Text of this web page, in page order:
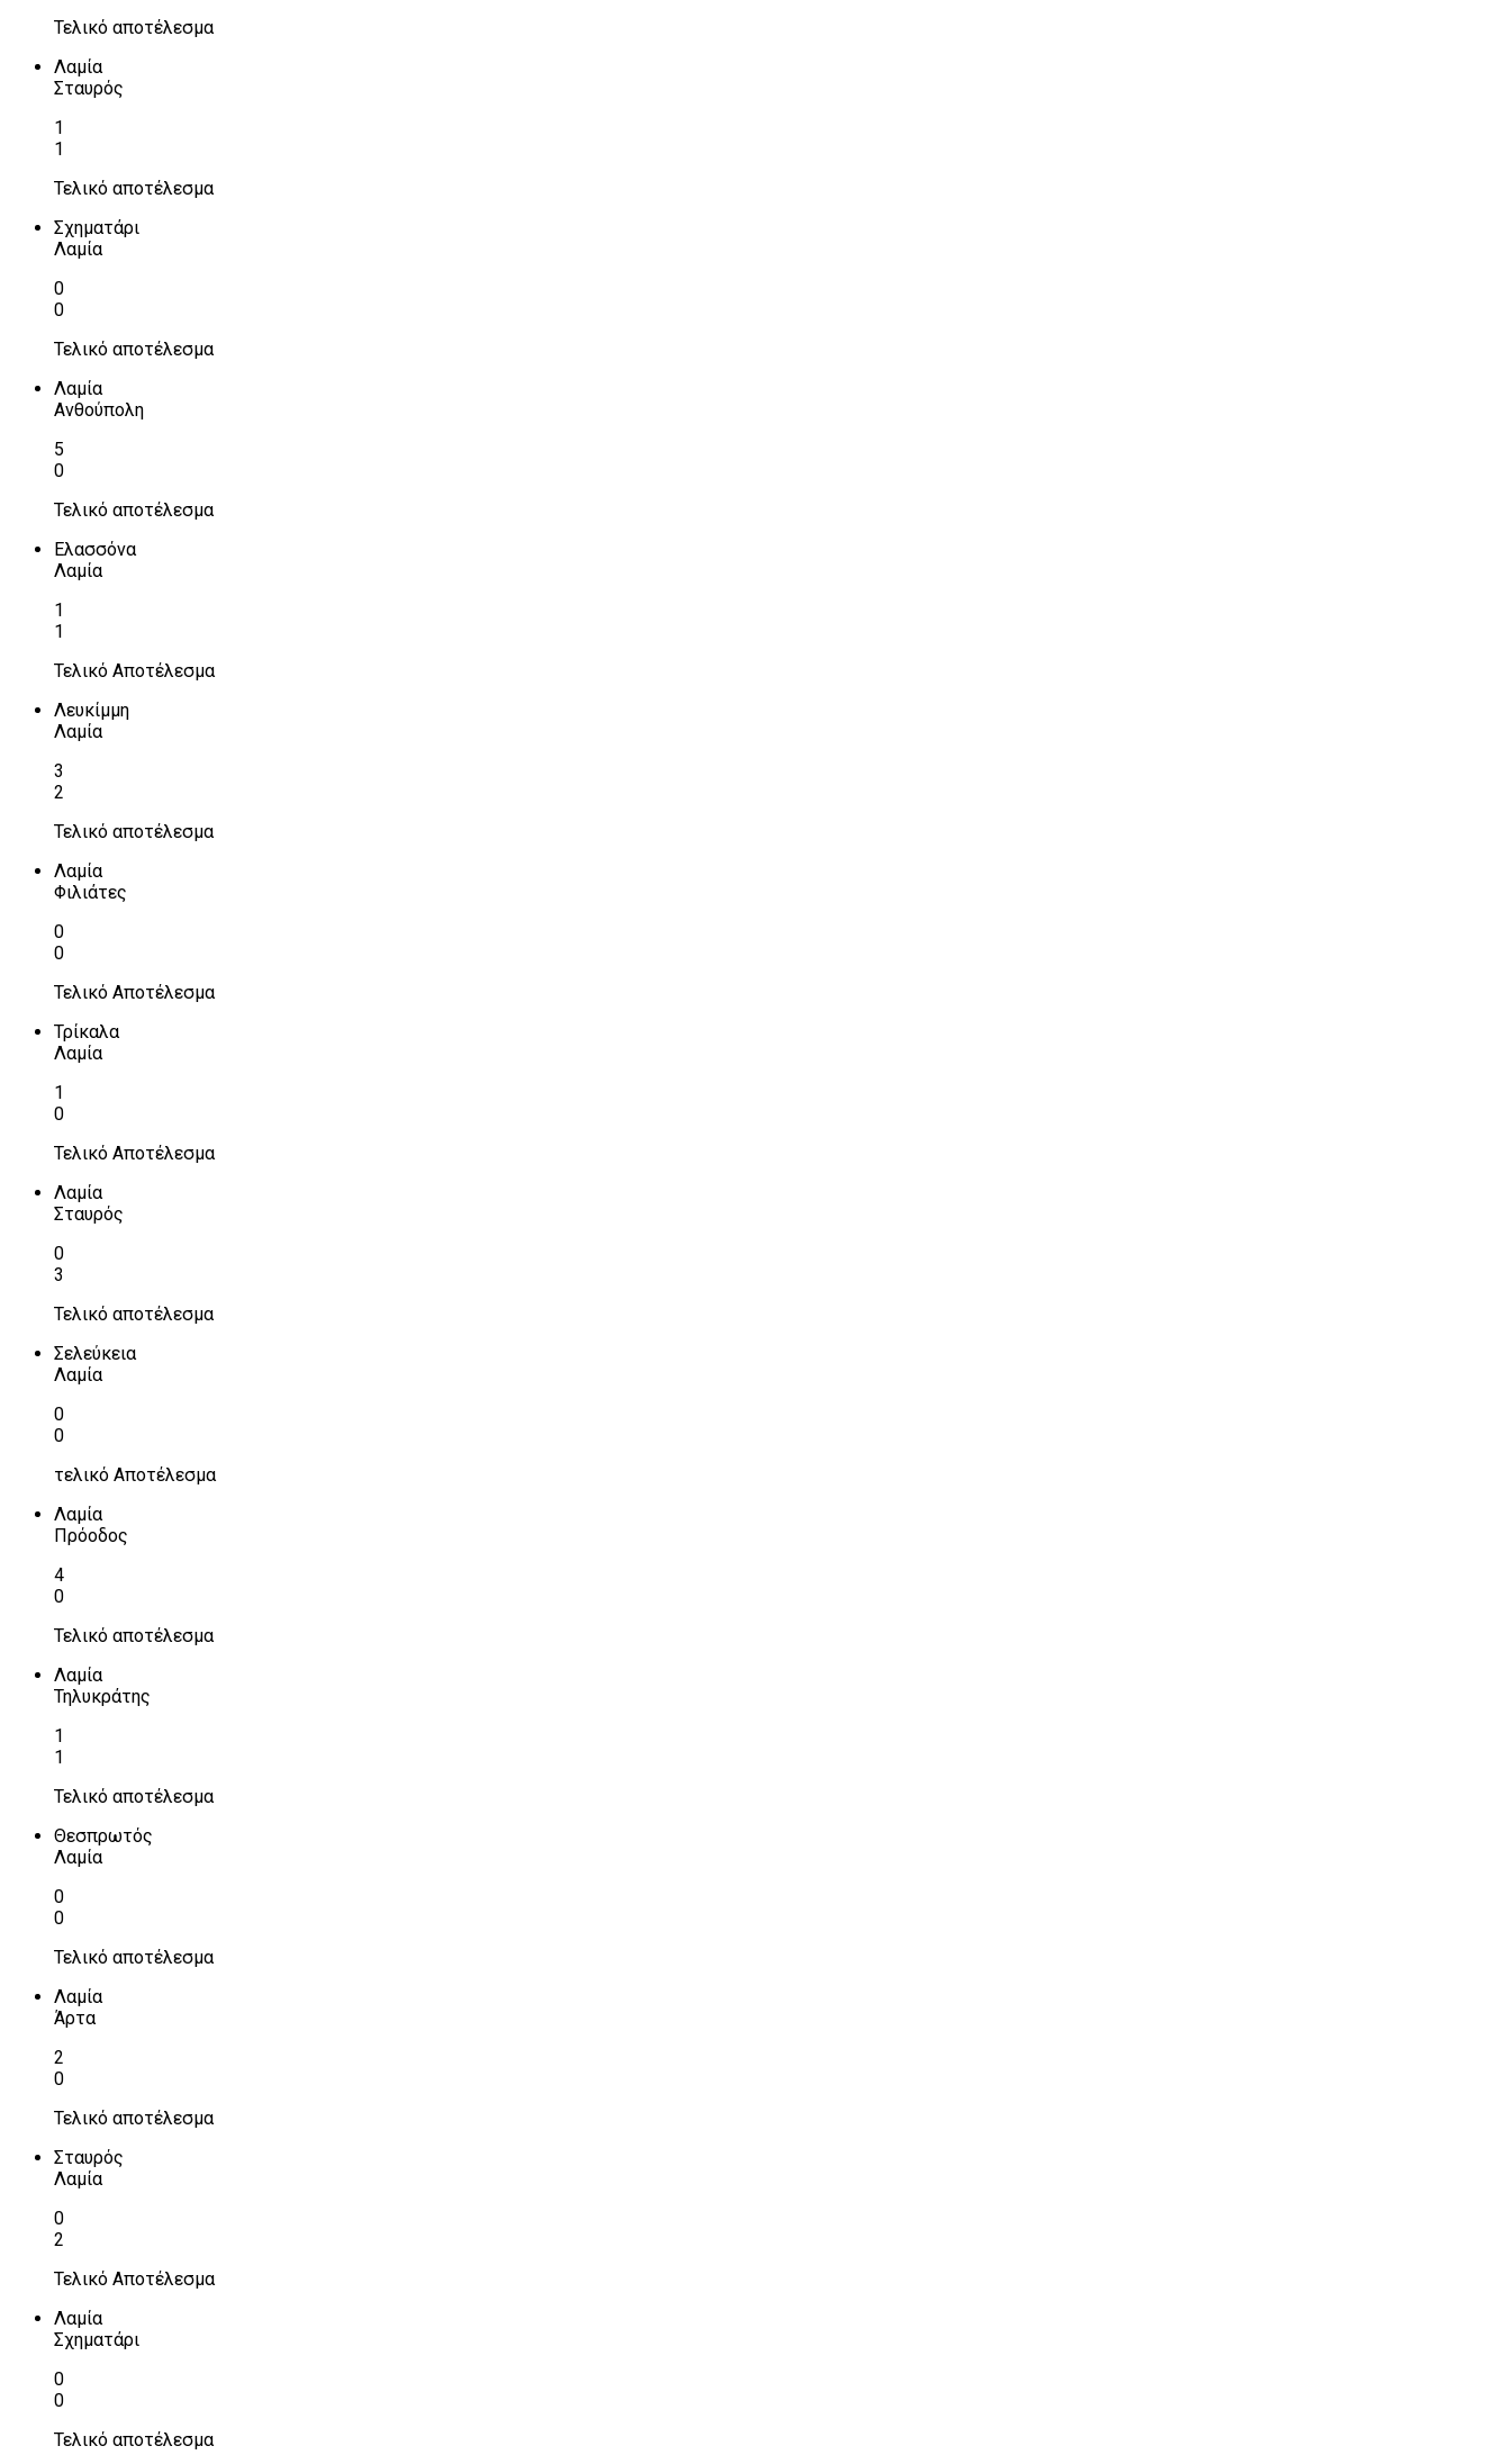
Τελικό αποτέλεσμα
Λαμία
Σταυρός
1
1
Τελικό αποτέλεσμα
Σχηματάρι
Λαμία
0
0
Τελικό αποτέλεσμα
Λαμία
Ανθούπολη
5
0
Τελικό αποτέλεσμα
Ελασσόνα
Λαμία
1
1
Τελικό Αποτέλεσμα
Λευκίμμη
Λαμία
3
2
Τελικό αποτέλεσμα
Λαμία
Φιλιάτες
0
0
Τελικό Αποτέλεσμα
Τρίκαλα
Λαμία
1
0
Τελικό Αποτέλεσμα
Λαμία
Σταυρός
0
3
Τελικό αποτέλεσμα
Σελεύκεια
Λαμία
0
0
τελικό Αποτέλεσμα
Λαμία
Πρόοδος
4
0
Τελικό αποτέλεσμα
Λαμία
Τηλυκράτης
1
1
Τελικό αποτέλεσμα
Θεσπρωτός
Λαμία
0
0
Τελικό αποτέλεσμα
Λαμία
Άρτα
2
0
Τελικό αποτέλεσμα
Σταυρός
Λαμία
0
2
Τελικό Αποτέλεσμα
Λαμία
Σχηματάρι
0
0
Τελικό αποτέλεσμα